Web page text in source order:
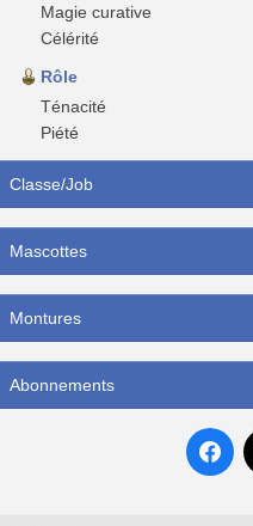
Magie curative
Célérité
Rôle
Ténacité
Piété
Classe/Job
Mascottes
Montures
Abonnements